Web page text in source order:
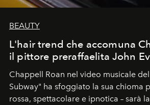
BEAUTY
L'hair trend che accomuna
il pittore preraffaelita John
Chappell Roan nel video musicale
Subway" ha sfoggiato la sua chioma
rossa, spettacolare e ipnotica – sarà